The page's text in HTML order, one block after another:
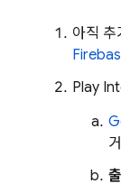
아직 추
Play